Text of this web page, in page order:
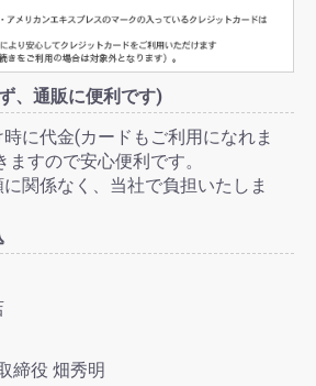
、通販に便利です)
に代金(カードもご利用になれま
すので安心便利です。
関係なく、当社で負担いたしま
締役 畑秀明